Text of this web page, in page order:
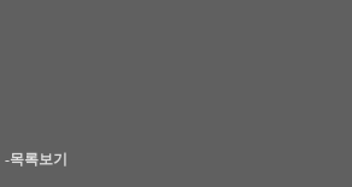
-목록보기